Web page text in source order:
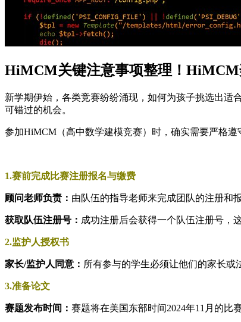
HiMCM关键注意事项整理！HiMCM
新学期伊始，各类竞赛纷纷涌现，如何为孩子挑选出
可错过的机会。
参加HiMCM（高中数学建模竞赛）时，确实需要严格遵
1.赛前完成比赛注册报名与缴费
顾问老师负责： 由队伍的指导老师来完成团队的注册和
获取队伍注册号： 成功注册后会获得一个队伍注册号，
2.监护人授权书
家长/监护人同意： 所有参与的学生必须让他们的家长或
3.准备论文
赛题发布时间： 赛题将在美国东部时间2024年11月的比